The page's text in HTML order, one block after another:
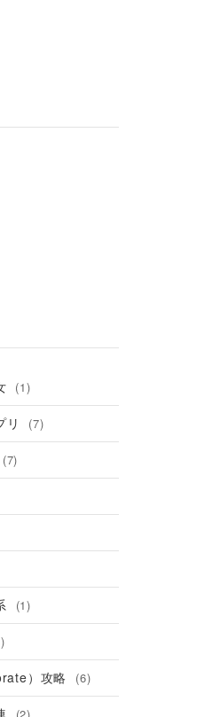
(1)
リ (7)
(7)
(1)
）攻略 (6)